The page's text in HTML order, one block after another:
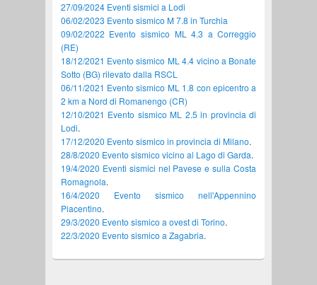
27/09/2024 Eventi sismici a Lodi
06/02/2023 Evento sismico M 7.8 in Turchia
09/02/2022 Evento sismico ML 4.3 a Correggio
(RE)
18/12/2021 Evento sismico ML 4.4 vicino a Bonate
Sotto (BG) rilevato dalla RSCL
06/11/2021 Evento sismico ML 1.8 con epicentro a
2 km a Nord di Romanengo (CR)
12/10/2021 Evento sismico ML 2.5 in provincia di
Lodi.
17/12/2020 Evento sismico in provincia di Milano.
28/8/2020 Evento sismico vicino al Lago di Garda.
19/4/2020 Eventi sismici nel Pavese e sulla Costa
Romagnola.
16/4/2020 Evento sismico nell'Appennino
Piacentino.
29/3/2020 Evento sismico a ovest di Torino.
22/3/2020 Evento sismico a Zagabria.